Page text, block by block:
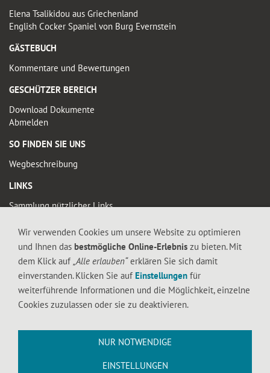
Elena Tsalikidou aus Griechenland
English Cocker Spaniel von Burg Evernstein
GÄSTEBUCH
Kommentare und Bewertungen
GESCHÜTZER BEREICH
Download Dokumente
Abmelden
SO FINDEN SIE UNS
Wegbeschreibung
LINKS
Sammlung nützlicher Links
© 2019 FALTIGE-HERZEN
Diese Seite enthält urheberrechtlich geschütztes Material. Die durch die
Seitenbetreiber erstellten Inhalte und Werke auf diesen Seiten unterliegen dem
deutschen Urheberrecht. Die Vervielfältigung, Bearbeitung, Verbreitung und jede
Art der Verwertung außerhalb der Grenzen des Urheberrechtes bedürfen der
schriftlichen Zustimmung des jeweiligen Autors bzw. Erstellers. Downloads und
gestattet.
Wir verwenden Cookies um unsere Website zu optimieren
und Ihnen das bestmögliche Online-Erlebnis zu bieten. Mit
dem Klick auf „Alle erlauben“erklären Sie sich damit
einverstanden. Klicken Sie auf Einstellungen für
weiterführende Informationen und die Möglichkeit, einzelne
Cookies zuzulassen oder sie zu deaktivieren.
NUR NOTWENDIGE
EINSTELLUNGEN